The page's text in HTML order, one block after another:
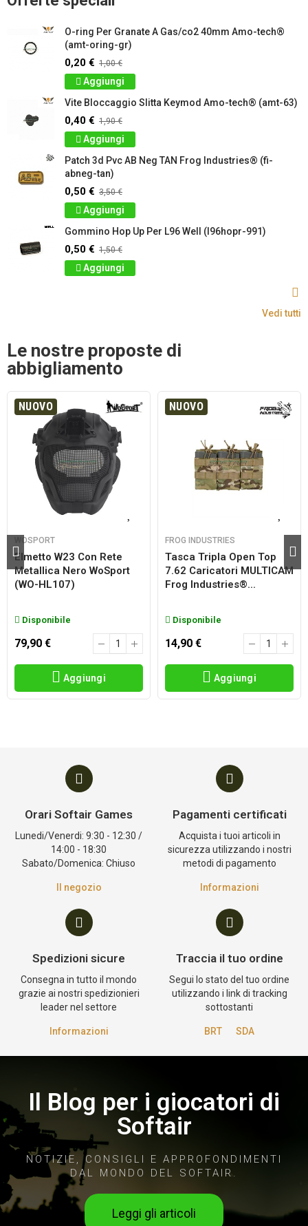
O-ring Per Granate A Gas/co2 40mm Amo-tech®
(amt-oring-gr)
0,20 € 1,00 €
Aggiungi
Vite Bloccaggio Slitta Keymod Amo-tech® (amt-63)
0,40 € 1,90 €
Aggiungi
Patch 3d Pvc AB Neg TAN Frog Industries® (fi-
abneg-tan)
0,50 € 3,50 €
Aggiungi
Gommino Hop Up Per L96 Well (l96hopr-991)
0,50 € 1,50 €
Aggiungi
Vedi tutti
Le nostre proposte di
abbigliamento
NUOVO
WOSPORT
Elmetto W23 Con Rete
Metallica Nero WoSport
(WO-HL107)
Disponibile
79,90 €
Aggiungi
NUOVO
FROG INDUSTRIES
Tasca Tripla Open Top
7.62 Caricatori MULTICAM
Frog Industries®...
Disponibile
14,90 €
Aggiungi
Orari Softair Games
Lunedi/Venerdi: 9:30 - 12:30 /
14:00 - 18:30
Sabato/Domenica: Chiuso
Il negozio
Pagamenti certificati
Acquista i tuoi articoli in
sicurezza utilizzando i nostri
metodi di pagamento
Informazioni
Spedizioni sicure
Consegna in tutto il mondo
grazie ai nostri spedizionieri
leader nel settore
Informazioni
Traccia il tuo ordine
Segui lo stato del tuo ordine
utilizzando i link di tracking
sottostanti
BRT SDA
Il Blog per i giocatori di
Softair
NOTIZIE, CONSIGLI E APPROFONDIMENTI
DAL MONDO DEL SOFTAIR.
Leggi gli articoli